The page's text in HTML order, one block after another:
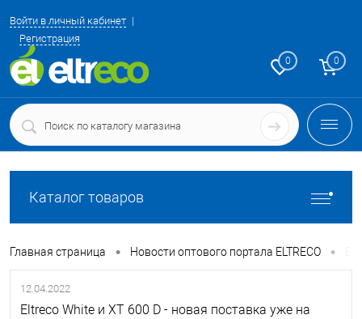
Войти в личный кабинет
Регистрация
0 0
Каталог товаров
Главная страница • Новости оптового портала ELTRECO •
12.04.2022
Eltreco White и XT 600 D - новая поставка уже на